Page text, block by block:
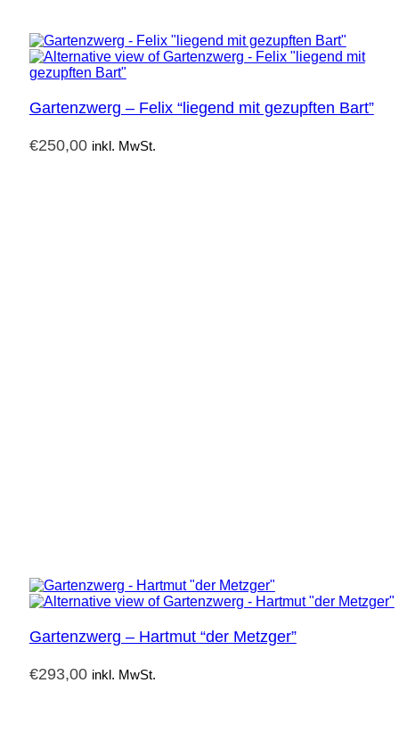
Gartenzwerg – Felix “liegend mit gezupften Bart”
€250,00 inkl. MwSt.
Gartenzwerg – Hartmut “der Metzger”
€293,00 inkl. MwSt.